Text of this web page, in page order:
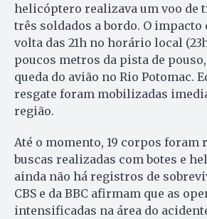
helicóptero realizava um voo de
três soldados a bordo. O
volta das 21h no horário local
poucos metros da pista de pouso,
queda do avião no Rio Potomac.
resgate foram mobilizadas
região.
Até o momento, 19 corpos foram
buscas realizadas com botes e
ainda não há registros de
CBS e da BBC afirmam que as
intensificadas na área do